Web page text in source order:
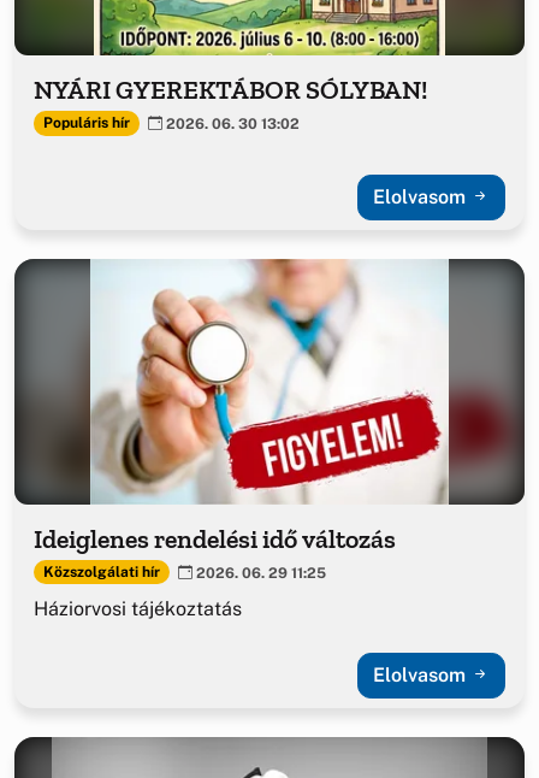
NYÁRI GYEREKTÁBOR SÓLYBAN!
Populáris hír 2026. 06. 30 13:02
Elolvasom
Ideiglenes rendelési idő változás
Közszolgálati hír 2026. 06. 29 11:25
Háziorvosi tájékoztatás
Elolvasom